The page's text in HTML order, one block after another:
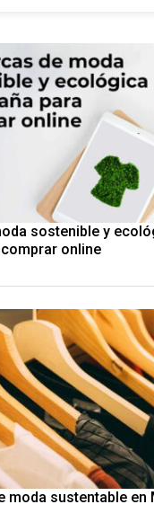
sostenible y
online
moda sustentable en